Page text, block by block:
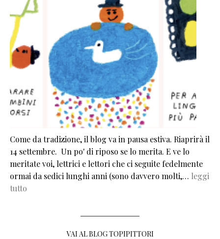
Come da tradizione, il blog va in pausa estiva. Riaprirà il
14 settembre. Un po' di riposo se lo merita. E ve lo
meritate voi, lettrici e lettori che ci seguite fedelmente
ormai da sedici lunghi anni (sono davvero molti,… leggi
tutto
VAI AL BLOG TOPIPITTORI